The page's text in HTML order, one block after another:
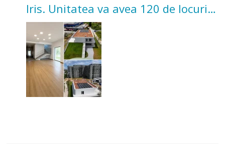
Iris. Unitatea va avea 120 de locuri
pentru copii